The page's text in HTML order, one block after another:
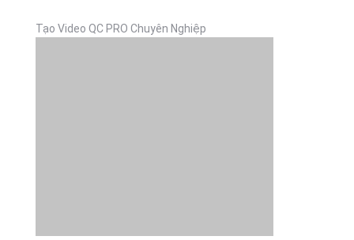
Tạo Video QC PRO Chuyên Nghiệp